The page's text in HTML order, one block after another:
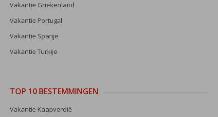
Vakantie Griekenland
Vakantie Portugal
Vakantie Spanje
Vakantie Turkije
TOP 10 BESTEMMINGEN
Vakantie Kaapverdië